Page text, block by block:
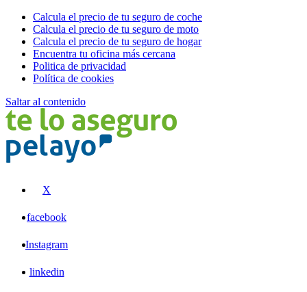
Calcula el precio de tu seguro de coche
Calcula el precio de tu seguro de moto
Calcula el precio de tu seguro de hogar
Encuentra tu oficina más cercana
Politica de privacidad
Política de cookies
Saltar al contenido
X
facebook
Instagram
linkedin